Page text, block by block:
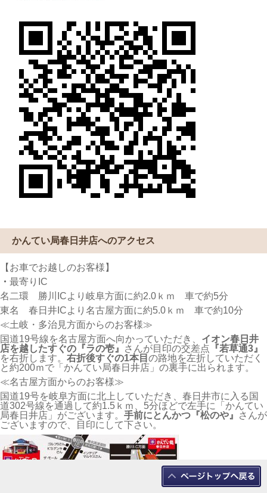
かんてい局春日井店へのアクセス
【お車でお越しのお客様】
・ 最寄りIC
名二環 勝川ICより岐阜方面に約2.0ｋｍ 車で約5分
東名 春日井ICより名古屋方面に約5.0ｋｍ 車で約10分
≪土岐・多治見方面からのお客様≫
国道19号線を名古屋方面へ向かっていただき、 イオン春日井
店を越したすぐの『ラの壱』
さんが目印の交差点 『若草通3』
を右折します。 右折後すぐの1本目 の路地を左折していただく
と約200ｍで「かんてい局春日井店」の裏手に出られます。
≪名古屋方面からのお客様≫
国道19号を岐阜方面に北上していただき、春日井市に入る国
道302号線を通過して約1.5ｋｍ、5分ほどで左手に「かんてい
局春日井店」がございます。 手前にとんかつ『松のや』
さんが
ございますので、目印にして下さい。